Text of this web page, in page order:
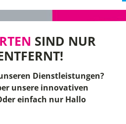
SIND NUR
Dienstleistungen?
unsere innovativen
einfach nur Hallo